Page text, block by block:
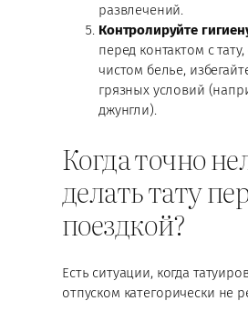
развлечений.
Контролируйте
перед контактом с
чистом белье,
грязных условий
джунгли).
Когда точно
делать тату
поездкой?
Есть ситуации, когда
отпуском категорически не